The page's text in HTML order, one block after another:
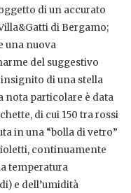
di un accurato
di Bergamo;
una nuova
del suggestivo
di una stella
nota particolare è data
di cui 150 tra rossi
in una “bolla di vetro”
continuamente
temperatura
e dell’umidità